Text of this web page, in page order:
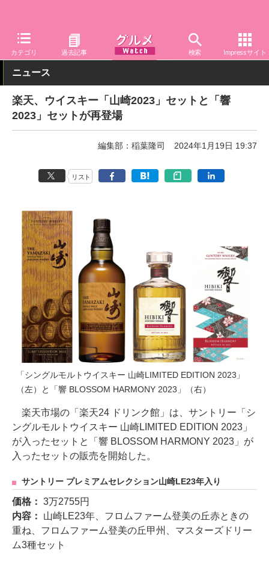
カテゴリ 過去記事 検索 Impressサイト
グルメ Watch アルコール ウイスキー
ニュース
楽天、ウイスキー「山崎2023」セットと「響
2023」セットが再登場
編集部：稲葉隆司 2024年1月19日 19:37
リスト
「シングルモルトウイスキー 山崎LIMITED EDITION 2023」
（左）と「響 BLOSSOM HARMONY 2023」（右）
楽天市場の「楽天24 ドリンク館」は、サントリー「シ
ングルモルトウイスキー 山崎LIMITED EDITION 2023」
が入ったセットと「響 BLOSSOM HARMONY 2023」が
入ったセットの販売を開始した。
サントリー プレミアムセレクション山崎LE23年入り
価格： 3万2755円
内容： 山崎LE23年、フロムファーム登美の丘赤ときの
重ね、フロムファーム登美の丘甲州、マスターズドリー
ム3種セット